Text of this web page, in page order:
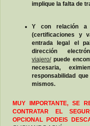
implique la falta de
Y con relación a
(certificaciones y
entrada legal el
dirección
viajero/puede
necesaria,
responsabilidad
mismos.
MUY IMPORTANTE, SE
CONTRATAR EL
OPCIONAL PODEIS